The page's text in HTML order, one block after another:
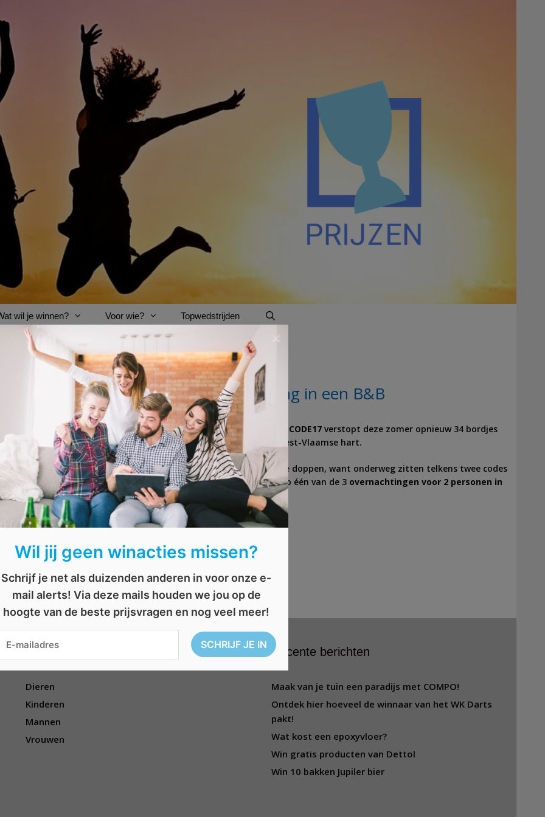
wil je winnen? Voor wie? Topwedstrijden
ZOEKEN
AFGELOPEN: Win een overnachting in een B&B
Goed nieuws voor de wandelende speurneuzen onder ons! CODE17 verstopt deze zomer opnieuw 34 bordjes
langsheen 17 leuke en verrassendewandelingen in het West-Vlaamse hart.
In elke gemeenten kan je een route volgen. Kijk goed uit je doppen, want onderweg zitten telkens twee codes
verstopt. Vind je deze codes? Stuur ze op en maak kans op één van de 3 overnachtingen voor 2 personen in
een B&Buit het West-Vlaamse hart.
Trek je wandelschoenen aan en zoek de codes!
wandelen wandelingen wandelroutes zoeken
Voor wie?
Dieren
Kinderen
Mannen
Vrouwen
Recente berichten
Maak van je tuin een paradijs met COMPO!
Ontdek hier hoeveel de winnaar van het WK Darts
pakt!
Wat kost een epoxyvloer?
Win gratis producten van Dettol
Win 10 bakken Jupiler bier
Wil jij geen winacties missen?
Schrijf je net als duizenden anderen in voor onze e-
mail alerts! Via deze mails houden we jou op de
hoogte van de beste prijsvragen en nog veel meer!
×